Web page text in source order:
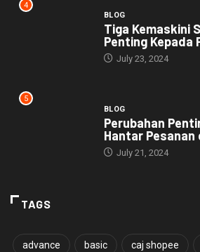
4
BLOG
Tiga Kemaskini
Penting Kepada
July 23, 2024
5
BLOG
Perubahan
Hantar Pesanan
July 21, 2024
TAGS
advance basic caj shopee